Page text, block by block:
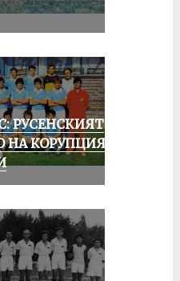
РУСЕНСКИЯТ
НА КОРУПЦИЯТА